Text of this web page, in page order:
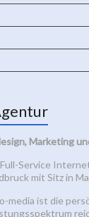
Marketing
Service
mit Sitz in
media ist die